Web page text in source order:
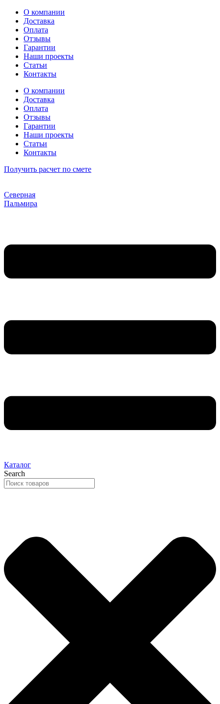
Перейти
содержимому
О компании
Доставка
Оплата
Отзывы
Гарантии
Наши проекты
Статьи
Контакты
О компании
Доставка
Оплата
Отзывы
Гарантии
Наши проекты
Статьи
Контакты
Получить расчет по смете
Северная
Пальмира
Каталог
Search